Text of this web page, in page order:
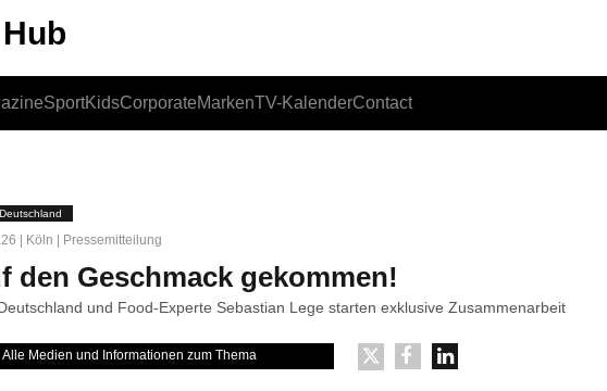
SportKidsCorporateMarkenTV-KalenderContact
| Köln | Pressemitteilung
den Geschmack gekommen!
und Food-Experte Sebastian Lege starten exklusive Zusammenarbeit
Alle Medien und Informationen zum Thema